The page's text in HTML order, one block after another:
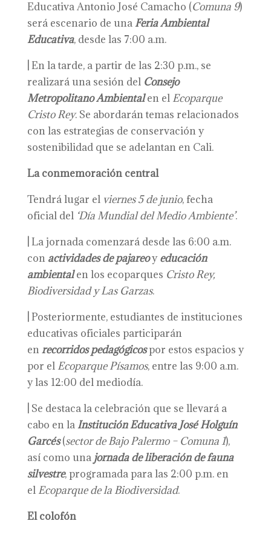
Educativa Antonio José Camacho (Comuna 9)
será escenario de unaFeria Ambiental
Educativa, desde las 7:00 a.m.
En la tarde, a partir de las 2:30 p.m., se
realizará una sesión del Consejo
Metropolitano Ambientalen el Ecoparque
Cristo Rey. Se abordarán temas relacionados
con las estrategias de conservación y
sostenibilidad que se adelantan en Cali.
La conmemoración central
Tendrá lugar el viernes 5 de junio, fecha
oficial del ‘Día Mundial del Medio Ambiente’.
La jornada comenzará desde las 6:00 a.m.
con actividades de pajareoyeducación
ambientalen los ecoparques Cristo Rey,
Biodiversidad y Las Garzas.
Posteriormente, estudiantes de instituciones
educativas oficiales participarán
enrecorridos pedagógicospor estos espacios y
por el Ecoparque Písamos, entre las 9:00 a.m.
y las 12:00 del mediodía.
Se destaca la celebración que se llevará a
cabo en laInstitución Educativa José Holguín
Garcés(sector de Bajo Palermo – Comuna 1),
así como una jornada de liberación de fauna
silvestre, programada para las 2:00 p.m. en
el Ecoparque de la Biodiversidad.
El colofón